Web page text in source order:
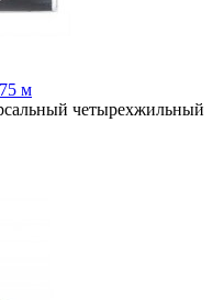
м
четырехжильный